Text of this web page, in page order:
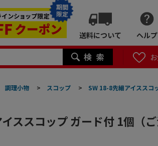
期間
限定
送料について ヘルプ
調理小物 > スコップ > SW 18-8先細アイススコ
ススコップ ガード付 1個（